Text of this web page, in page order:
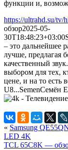
функции и,
https://ultrahd.su/tv/
обзор2025-05-
30T18:48:23+03:00
– это дальнейшее
лучше, предлагая
качественный
выбором для тех,
цене, и на то есть
U8...SemenСемён
« Samsung
LED 4K
TCL 65C8K —